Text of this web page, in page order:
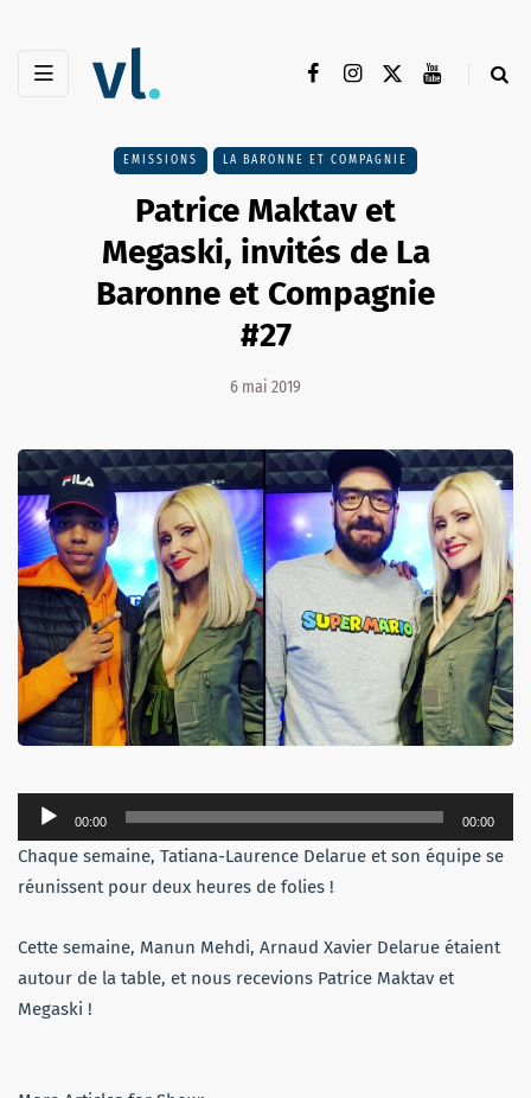
EMISSIONS LA BARONNE ET COMPAGNIE
Patrice Maktav et
Megaski, invités de La
Baronne et Compagnie
#27
6 mai 2019
Lecteur
audio
00:00 00:00
Chaque semaine, Tatiana-Laurence Delarue et son équipe se
réunissent pour deux heures de folies !
Cette semaine, Manun Mehdi, Arnaud Xavier Delarue étaient
autour de la table, et nous recevions Patrice Maktav et
Megaski !